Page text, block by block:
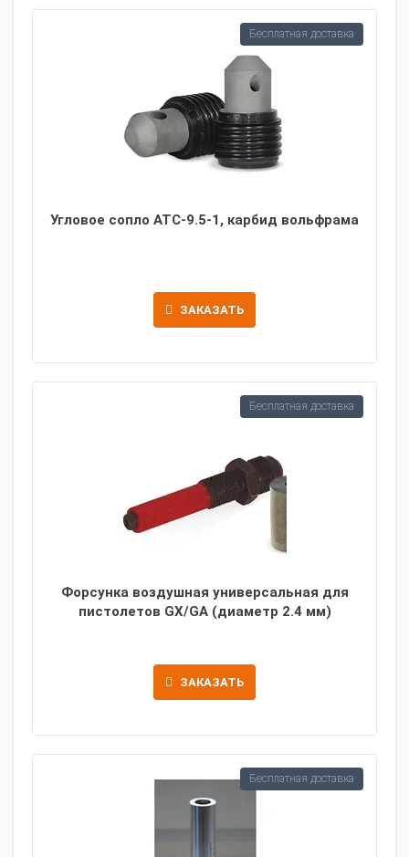
Угловое сопло ATC-9.5-1, карбид вольфрама
ЗАКАЗАТЬ
Бесплатная доставка
Форсунка воздушная универсальная для
пистолетов GX/GA (диаметр 2.4 мм)
ЗАКАЗАТЬ
Бесплатная доставка
Бесплатная доставка